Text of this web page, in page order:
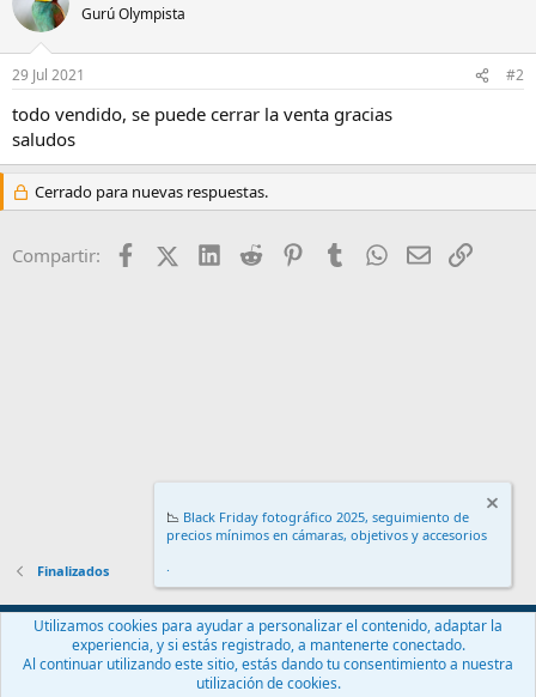
Gurú Olympista
29 Jul 2021 #2
todo vendido, se puede cerrar la venta gracias
saludos
Cerrado para nuevas respuestas.
Compartir: FacebookX (Twitter)
LinkedIn
Reddit PinterestTumblr WhatsApp
EmailEnlace
Finalizados
Español (ES)
Contáctanos
Términos y reglas Política de privacidad
Ayuda
📉 Black Friday fotográfico 2025, seguimiento de
precios mínimos en cámaras, objetivos y accesorios
.
Utilizamos cookies para ayudar a personalizar el contenido, adaptar la
experiencia, y si estás registrado, a mantenerte conectado.
Al continuar utilizando este sitio, estás dando tu consentimiento a nuestra
utilización de cookies.